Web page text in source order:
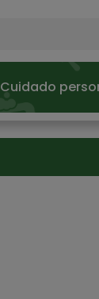
Cuidado